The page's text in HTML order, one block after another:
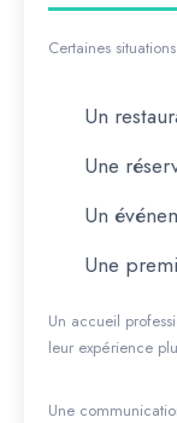
Certaines
Un
Une
Un
Une
Un accueil
leur expérience
Une